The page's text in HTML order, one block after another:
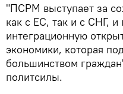
"ПСРМ выступает за
как с ЕС, так и с СНГ, и
интеграционную
экономики, которая
большинством
политсилы.